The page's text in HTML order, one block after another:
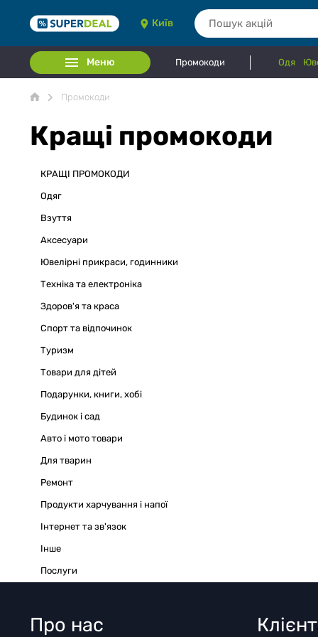
Київ
Меню Промокоди Одяг
Промокоди
Кращі промокоди
КРАЩІ ПРОМОКОДИ
Одяг
Взуття
Аксесуари
Ювелірні прикраси, годинники
Техніка та електроніка
Здоров'я та краса
Спорт та відпочинок
Туризм
Товари для дітей
Подарунки, книги, хобі
Будинок і сад
Авто і мото товари
Для тварин
Ремонт
Продукти харчування і напої
Інтернет та зв'язок
Iнше
Послуги
Про нас